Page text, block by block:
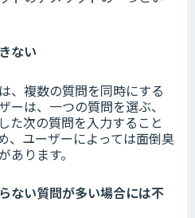
ない
、複数の質問を同時にする
ーは、一つの質問を選ぶ、
た次の質問を入力すること
、ユーザーによっては面倒臭
あります。
ない質問が多い場合には不